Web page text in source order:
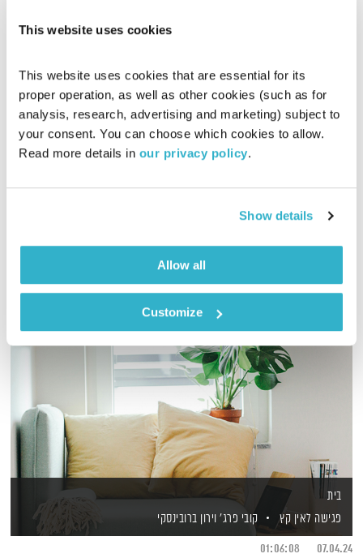
This website uses cookies
This website uses cookies that are essential for its
proper operation, as well as other cookies (such as for
analysis, research, advertising and marketing) subject to
your consent. You can choose which cookies to allow.
Read more details in our privacy policy.
Show details
Allow all
Customize
פה זה טוב עם יובל מנדלסון
פה זה טוב
לירון תאני
16.07.25
01:29:57
לירון תאני מארח את יובל מנדלסון באולפן, לרגל צאת האלבום
אודיו
בית
פגישה לאין קץ
קובי פרג' וירון ברובינסקי
07.04.24
01:06:08